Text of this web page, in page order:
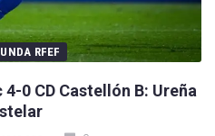
RFEF
0 CD Castellón B: Ureña